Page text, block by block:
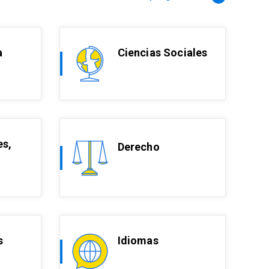
Ciencias Sociales
Derecho
Idiomas